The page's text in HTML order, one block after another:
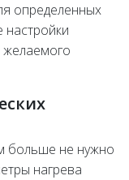
определенных
настройки
больше не нужно
нагрева